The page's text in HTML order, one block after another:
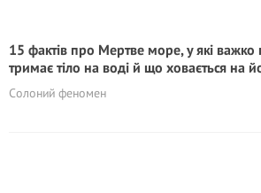
15 фактів про Мертве море, у які
тримає тіло на воді й що ховається на
Солоний феномен